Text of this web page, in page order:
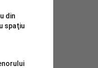
din
spaţiu